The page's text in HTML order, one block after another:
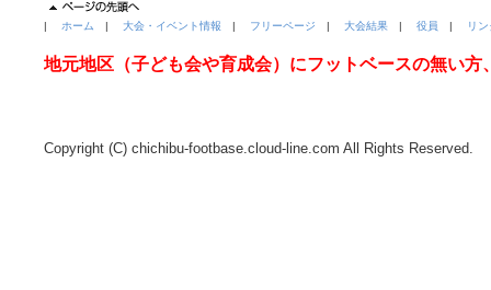
| ホーム | 大会・イベント情報 | フリーページ | 大会結果 | 役員 | リ
地元地区（子ども会や育成会）にフットベースの無い方
Copyright (C) chichibu-footbase.cloud-line.com All Rights Reserved.